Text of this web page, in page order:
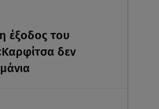
έξοδος του
δεν